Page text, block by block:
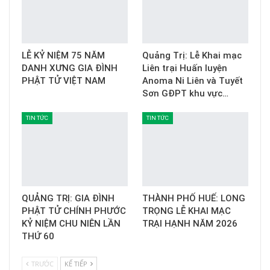
LỄ KỶ NIỆM 75 NĂM
DANH XƯNG GIA ĐÌNH
PHẬT TỬ VIỆT NAM
Quảng Trị: Lễ Khai mạc
Liên trại Huấn luyện
Anoma Ni Liên và Tuyết
Sơn GĐPT khu vực…
TIN TỨC
QUẢNG TRỊ: GIA ĐÌNH
PHẬT TỬ CHÍNH PHƯỚC
KỶ NIỆM CHU NIÊN LẦN
THỨ 60
TIN TỨC
THÀNH PHỐ HUẾ: LONG
TRỌNG LỄ KHAI MẠC
TRẠI HẠNH NĂM 2026
TRƯỚC KẾ TIẾP